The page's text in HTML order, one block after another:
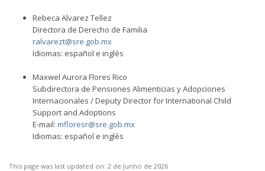
Rebeca Alvarez Tellez
Directora de Derecho de Familia
ralvarezt@sre.gob.mx
Idiomas: español e inglés
Maxwel Aurora Flores Rico
Subdirectora de Pensiones Alimenticias y Adopciones
Internacionales / Deputy Director for International Child
Support and Adoptions
E-mail: mfloresr@sre.gob.mx
Idiomas: español e inglés
This page was last updated on: 2 de Junho de 2026